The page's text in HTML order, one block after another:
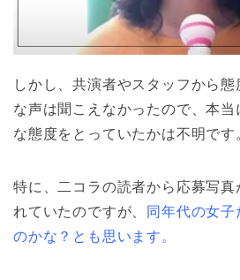
しかし、共演者やスタッフから態
な声は聞こえなかったので、本当
な態度をとっていたかは不明です
特に、二コラの読者から応募写真
れていたのですが、
同年代の女子
のかな？とも思います。